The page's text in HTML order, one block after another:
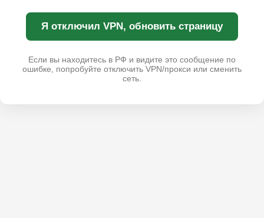
Я отключил VPN, обновить страницу
Если вы находитесь в РФ и видите это сообщение по
ошибке, попробуйте отключить VPN/прокси или сменить
сеть.